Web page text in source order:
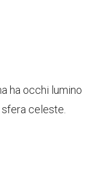
ha occhi lumino
celeste.